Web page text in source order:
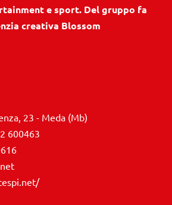
e sport. Del gruppo fa
creativa Blossom
23 - Meda (Mb)
600463